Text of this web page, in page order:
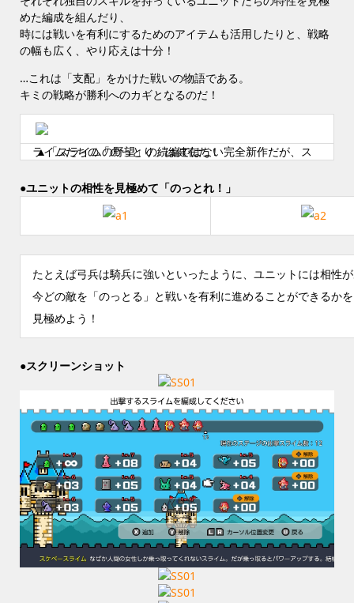
めた編成を組んだり、
時には戦いを有利にするためのアイテムも活用したりと、戦略
の幅も広く、やり応えは十分！
…これは「支配」をかけた戦いの物語である。
キミの戦略が勝利へのカギとなるのだ！
▲「スライムの野望」の続編ではない完全新作だが、スライムたちの「のっとり」は健在だ！
●ユニットの相性を見極めて「のっとれ！」
たとえば弓兵は騎兵に強いといったように、ユニットには相性
今どの敵を「のっとる」と戦いを有利に進めることができるか
見極めよう！
●スクリーンショット